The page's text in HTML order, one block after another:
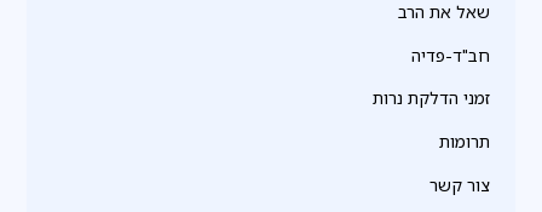
שאל את הרב
חב"ד-פדיה
זמני הדלקת נרות
תרומות
צור קשר